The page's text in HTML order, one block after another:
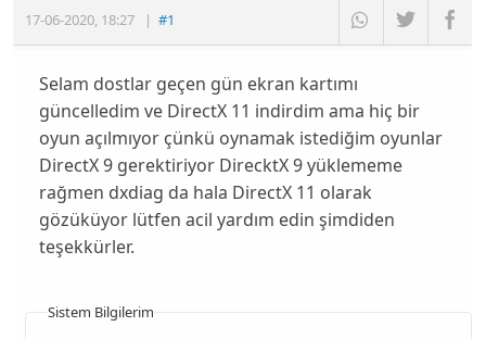
17-06-2020, 18:27 |#1
Selam dostlar geçen gün ekran kartımı
güncelledim ve DirectX 11 indirdim ama hiç bir
oyun açılmıyor çünkü oynamak istediğim oyunlar
DirectX 9 gerektiriyor DirecktX 9 yüklememe
rağmen dxdiag da hala DirectX 11 olarak
gözüküyor lütfen acil yardım edin şimdiden
teşekkürler.
Sistem Bilgilerim